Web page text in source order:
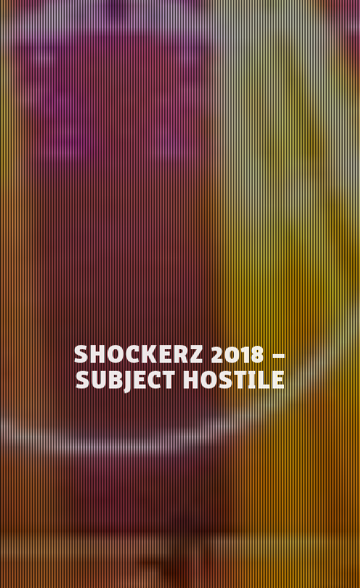
SHOCKERZ 2018 –
SUBJECT HOSTILE